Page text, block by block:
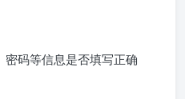
码等信息是否填写正确